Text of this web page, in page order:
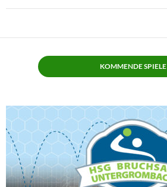
KOMMENDE SPIELE